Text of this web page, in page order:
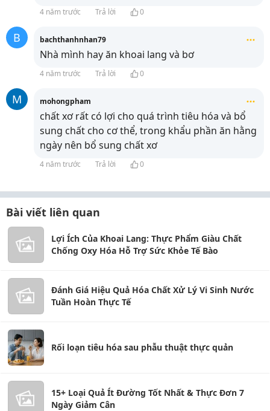
4 năm trước Trả lời 0
B bachthanhnhan79
Nhà mình hay ăn khoai lang và bơ
4 năm trước Trả lời 0
M mohongpham
chất xơ rất có lợi cho quá trình tiêu hóa và bổ
sung chất cho cơ thể, trong khẩu phần ăn hằng
ngày nên bổ sung chất xơ
4 năm trước Trả lời 0
Bài viết liên quan
Lợi Ích Của Khoai Lang: Thực Phẩm Giàu Chất
Chống Oxy Hóa Hỗ Trợ Sức Khỏe Tế Bào
Đánh Giá Hiệu Quả Hóa Chất Xử Lý Vi Sinh Nước
Tuần Hoàn Thực Tế
Rối loạn tiêu hóa sau phẫu thuật thực quản
15+ Loại Quả Ít Đường Tốt Nhất & Thực Đơn 7
Ngày Giảm Cân